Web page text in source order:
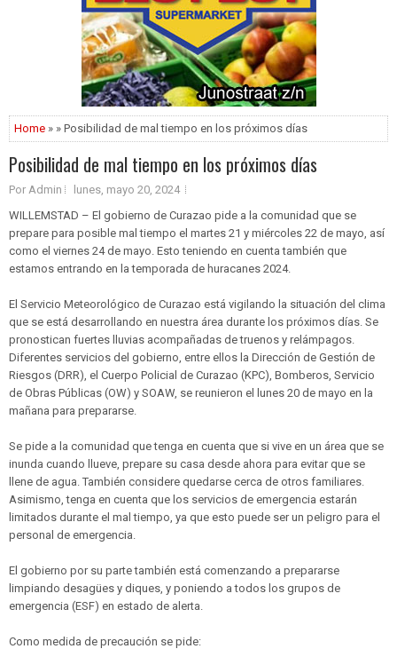
Home » » Posibilidad de mal tiempo en los próximos días
Posibilidad de mal tiempo en los próximos días
Por Admin
lunes, mayo 20, 2024
WILLEMSTAD – El gobierno de Curazao pide a la comunidad que se
prepare para posible mal tiempo el martes 21 y miércoles 22 de mayo, así
como el viernes 24 de mayo. Esto teniendo en cuenta también que
estamos entrando en la temporada de huracanes 2024.
El Servicio Meteorológico de Curazao está vigilando la situación del clima
que se está desarrollando en nuestra área durante los próximos días. Se
pronostican fuertes lluvias acompañadas de truenos y relámpagos.
Diferentes servicios del gobierno, entre ellos la Dirección de Gestión de
Riesgos (DRR), el Cuerpo Policial de Curazao (KPC), Bomberos, Servicio
de Obras Públicas (OW) y SOAW, se reunieron el lunes 20 de mayo en la
mañana para prepararse.
Se pide a la comunidad que tenga en cuenta que si vive en un área que se
inunda cuando llueve, prepare su casa desde ahora para evitar que se
llene de agua. También considere quedarse cerca de otros familiares.
Asimismo, tenga en cuenta que los servicios de emergencia estarán
limitados durante el mal tiempo, ya que esto puede ser un peligro para el
personal de emergencia.
El gobierno por su parte también está comenzando a prepararse
limpiando desagües y diques, y poniendo a todos los grupos de
emergencia (ESF) en estado de alerta.
Como medida de precaución se pide: